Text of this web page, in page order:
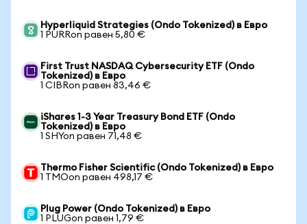
Hyperliquid Strategies (Ondo Tokenized) в Евро
1 PURRon равен 5,80 €
First Trust NASDAQ Cybersecurity ETF (Ondo
Tokenized) в Евро
1 CIBRon равен 83,46 €
iShares 1-3 Year Treasury Bond ETF (Ondo
Tokenized) в Евро
1 SHYon равен 71,48 €
Thermo Fisher Scientific (Ondo Tokenized) в Евро
1 TMOon равен 498,17 €
Plug Power (Ondo Tokenized) в Евро
1 PLUGon равен 1,79 €